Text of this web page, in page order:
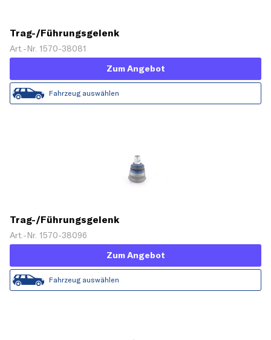
Trag-/Führungsgelenk
Art.-Nr. 1570-38081
Zum Angebot
Fahrzeug auswählen
Trag-/Führungsgelenk
Art.-Nr. 1570-38096
Zum Angebot
Fahrzeug auswählen